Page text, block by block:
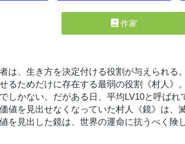
作家
は、生き方を決定付ける役割が与えられ
るためだけに存在する最弱の役割《村人
しかない。だがある日、平均LV10と呼ば
値を見出せなくなっていた村人《鏡》は
を見出した鏡は、世界の運命に抗うべく